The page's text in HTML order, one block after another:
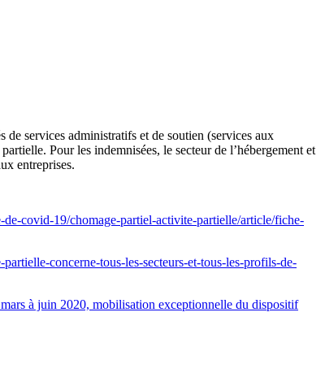
de services administratifs et de soutien (services aux
Pour les indemnisées, le secteur de l’hébergement et
entreprises.
covid-19/chomage-partiel-activite-partielle/article/fiche-
concerne-tous-les-secteurs-et-tous-les-profils-de-
à juin 2020, mobilisation exceptionnelle du dispositif